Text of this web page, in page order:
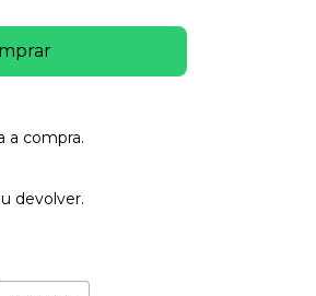
a compra.
devolver.